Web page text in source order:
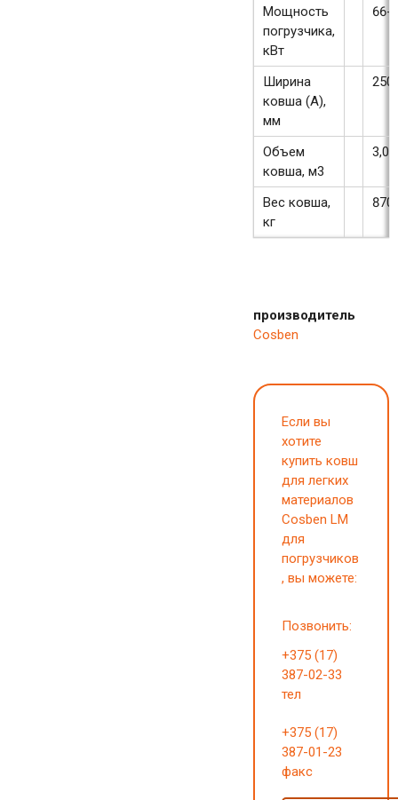
Мощность
погрузчика,
кВт
66-
Ширина
ковша (A),
мм
Объем
ковша, м3
3,0
Вес ковша,
кг
870
производитель
Cosben
Если вы
хотите
купить ковш
для легких
материалов
Cosben LM
для
погрузчиков
, вы можете:
Позвонить:
+375 (17)
387-02-33
тел
+375 (17)
387-01-23
факс